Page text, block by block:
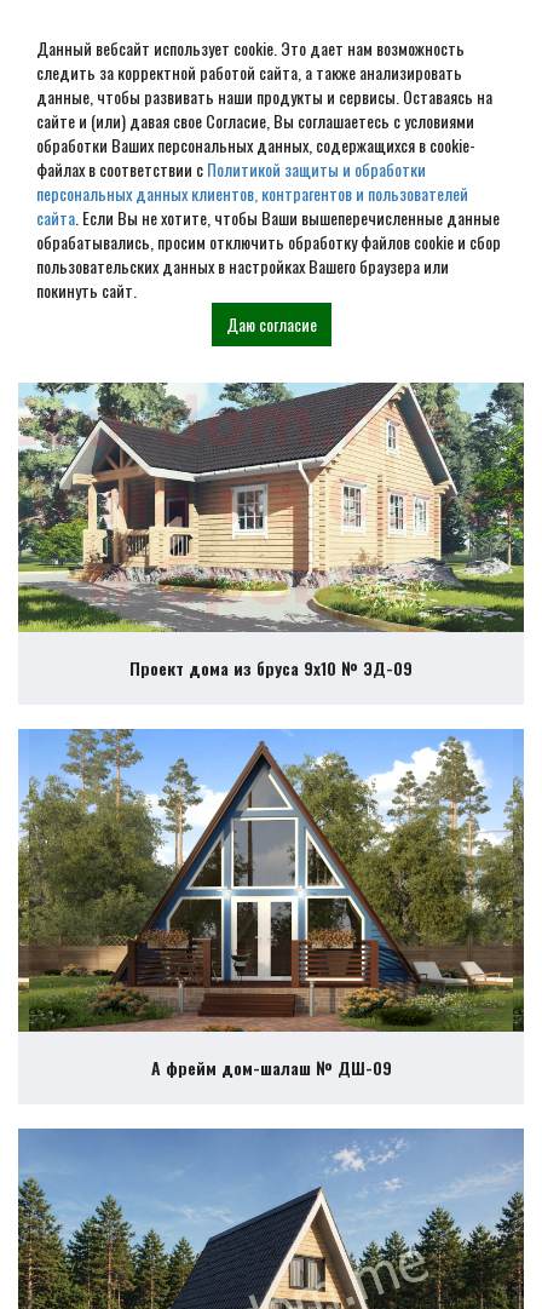
Данный вебсайт использует cookie. Это дает нам возможность
следить за корректной работой сайта, а также анализировать
данные, чтобы развивать наши продукты и сервисы. Оставаясь на
сайте и (или) давая свое Согласие, Вы соглашаетесь с условиями
обработки Ваших персональных данных, содержащихся в cookie-
файлах в соответствии сПолитикой защиты и обработки
персональных данных клиентов, контрагентов и пользователей
сайта . Если Вы не хотите, чтобы Ваши вышеперечисленные данные
обрабатывались, просим отключить обработку файлов cookie и сбор
пользовательских данных в настройках Вашего браузера или
покинуть сайт.
Даю согласие
Дом из бруса под ключ в
Талдоме
Наши проекты
Проект дома из бруса 9х10 № ЭД-09
А фрейм дом-шалаш № ДШ-09